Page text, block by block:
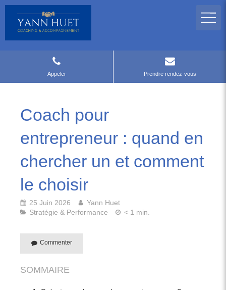
Appeler Prendre rendez-vous
Coach pour
entrepreneur : quand en
chercher un et comment
le choisir
25 Juin 2026
Yann Huet
Stratégie & Performance
< 1 min.
Commenter
SOMMAIRE